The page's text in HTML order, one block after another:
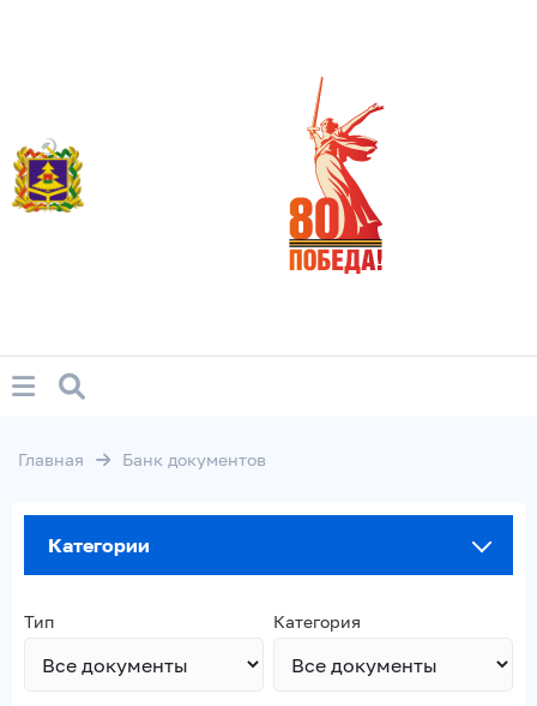
Главная Банк документов
Категории
Тип Категория